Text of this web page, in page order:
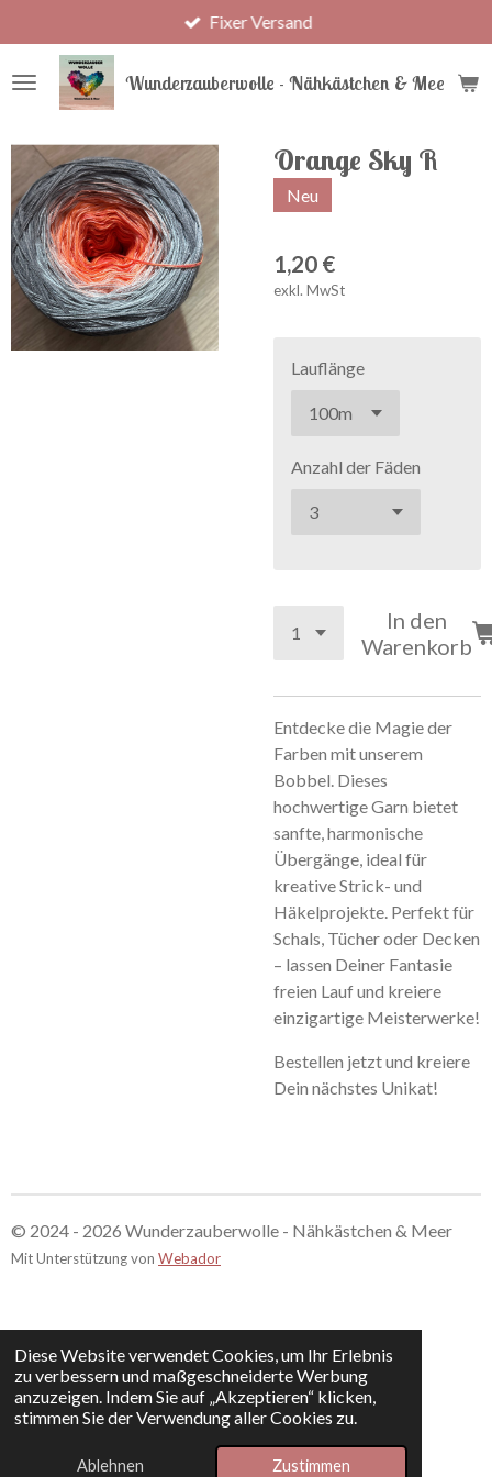
Diese Website verwendet Cookies, um Ihr Erlebnis
zu verbessern und maßgeschneiderte Werbung
anzuzeigen. Indem Sie auf „Akzeptieren“ klicken,
stimmen Sie der Verwendung aller Cookies zu.
Ablehnen Zustimmen
Hauptinhalt
springen
Wunderzauberwolle - Nähkästchen & Meer
Fixer Versand
Orange Sky R
Neu
1,20 €
exkl. MwSt
Lauflänge
Anzahl der Fäden
In den
Warenkorb
Entdecke die Magie der
Farben mit unserem
Bobbel. Dieses
hochwertige Garn bietet
sanfte, harmonische
Übergänge, ideal für
kreative Strick- und
Häkelprojekte. Perfekt für
Schals, Tücher oder Decken
– lassen Deiner Fantasie
freien Lauf und kreiere
einzigartige Meisterwerke!
Bestellen jetzt und kreiere
Dein nächstes Unikat!
© 2024 - 2026 Wunderzauberwolle - Nähkästchen & Meer
Mit Unterstützung von Webador